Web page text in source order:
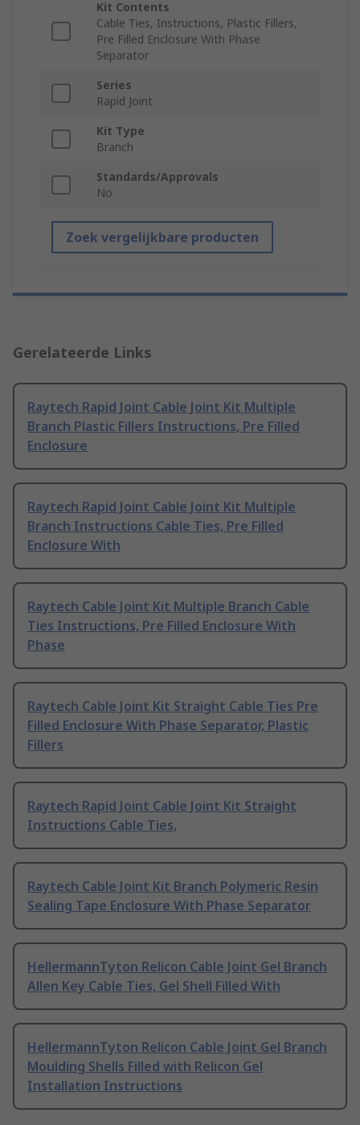
Kit Contents
Cable Ties, Instructions, Plastic Fillers,
Pre Filled Enclosure With Phase
Separator
Series
Rapid Joint
Kit Type
Branch
Standards/Approvals
No
Zoek vergelijkbare producten
Gerelateerde Links
Raytech Rapid Joint Cable Joint Kit Multiple
Branch Plastic Fillers Instructions, Pre Filled
Enclosure
Raytech Rapid Joint Cable Joint Kit Multiple
Branch Instructions Cable Ties, Pre Filled
Enclosure With
Raytech Cable Joint Kit Multiple Branch Cable
Ties Instructions, Pre Filled Enclosure With
Phase
Raytech Cable Joint Kit Straight Cable Ties Pre
Filled Enclosure With Phase Separator, Plastic
Fillers
Raytech Rapid Joint Cable Joint Kit Straight
Instructions Cable Ties,
Raytech Cable Joint Kit Branch Polymeric Resin
Sealing Tape Enclosure With Phase Separator
HellermannTyton Relicon Cable Joint Gel Branch
Allen Key Cable Ties, Gel Shell Filled With
HellermannTyton Relicon Cable Joint Gel Branch
Moulding Shells Filled with Relicon Gel
Installation Instructions